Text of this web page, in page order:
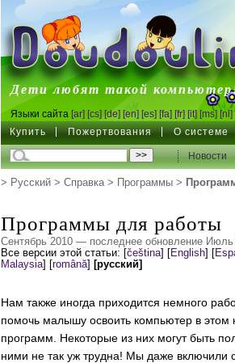
DoudouLinux
Дети любят такой
Языки сайта [ar] [cs] [de] [en] [es] [fa] [fr] [it] [ms] [nl]
Купить Пожертвования О системе
Новости
> Русский> Справка> Программы>
Программы для работы
Сентябрь 2010 — последнее обновление Июль
Все версии этой статьи:
čeština] English]
Malaysia] română] [русский]
Нам также иногда приходится немного
помочь малышу освоить компьютер в этом
программ. Некоторые из них могут быть
ними не так уж трудна! Мы даже включили